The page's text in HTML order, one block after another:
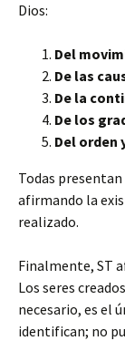
Dios:
Del
De las
De la
De los
Del orden
Todas
afirmando la
realizado.
Finalmente, ST
Los seres
necesario, es el
identifican; no